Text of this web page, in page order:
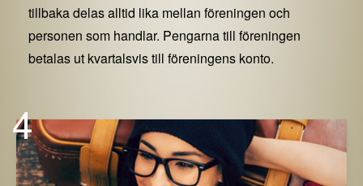
tillbaka delas alltid lika mellan föreningen och
personen som handlar. Pengarna till föreningen
betalas ut kvartalsvis till föreningens konto.
4